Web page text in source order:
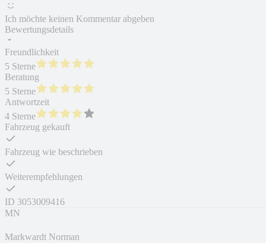
Ich möchte keinen Kommentar abgeben
Bewertungsdetails
Freundlichkeit
5 Sterne
Beratung
5 Sterne
Antwortzeit
4 Sterne
Fahrzeug gekauft
Fahrzeug wie beschrieben
Weiterempfehlungen
ID 3053009416
MN
Markwardt Norman